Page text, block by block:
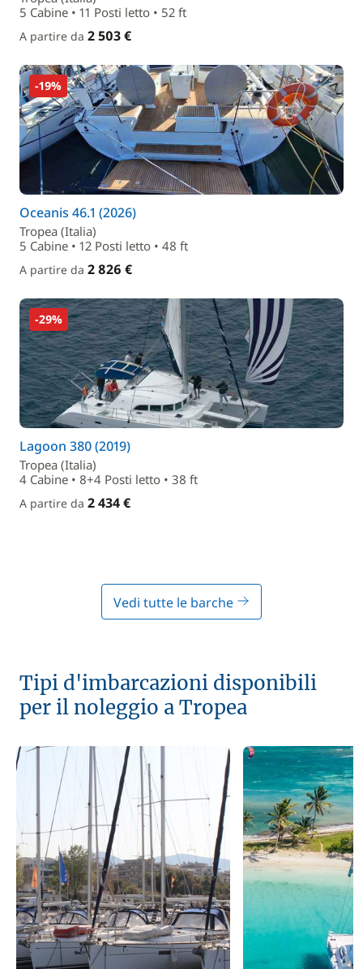
5 Cabine • 11 Posti letto • 52 ft
A partire da 2 503 €
-19%
Oceanis 46.1 (2026)
Tropea (Italia)
5 Cabine • 12 Posti letto • 48 ft
A partire da 2 826 €
-29%
Lagoon 380 (2019)
Tropea (Italia)
4 Cabine • 8+4 Posti letto • 38 ft
A partire da 2 434 €
Vedi tutte le barche
Tipi d'imbarcazioni disponibili
per il noleggio a Tropea